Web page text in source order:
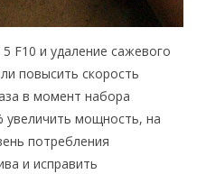
F10 и удаление сажевого
повысить скорость
в момент набора
увеличить мощность, на
потребления
и исправить